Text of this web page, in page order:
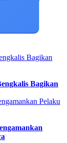
Bagikan